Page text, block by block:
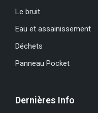
Le bruit
Eau et assainissement
Déchets
Panneau Pocket
Dernières Info